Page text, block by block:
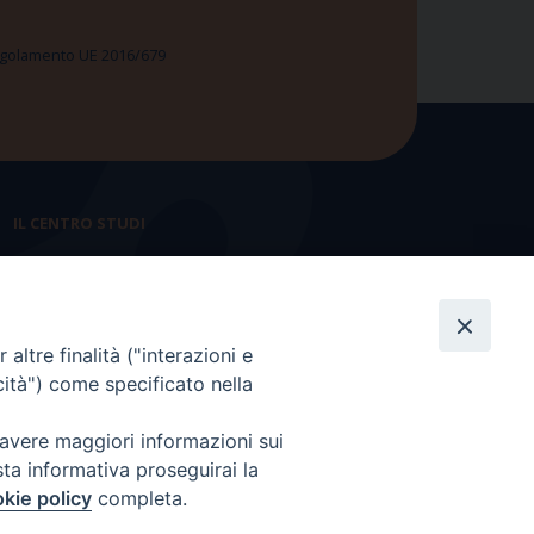
UE 2016/679
IL CENTRO STUDI
Presidenza e ufficio presidenza
Coordinamento nazionale
altre finalità ("interazioni e
come specificato nella
maggiori informazioni sui
informativa proseguirai la
policy completa.